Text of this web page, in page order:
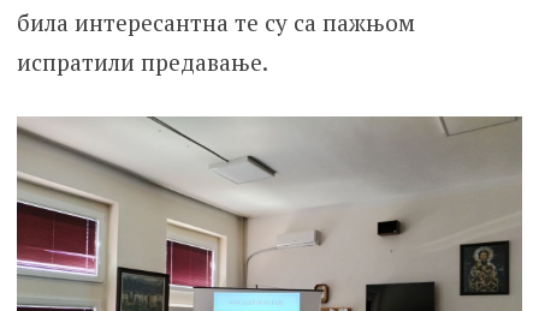
била интересантна те су са пажњом
испратили предавање.